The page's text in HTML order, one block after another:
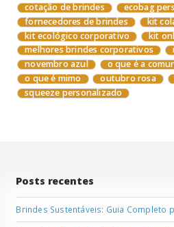
cotação de brindes
ecobag
fornecedores de brindes
kit
kit ecológico corporativo
kit
melhores brindes corporativos
novembro azul
o que é a
o que é mimo
outubro rosa
squeeze personalizado
Posts recentes
Brindes Sustentáveis: Guia Completo